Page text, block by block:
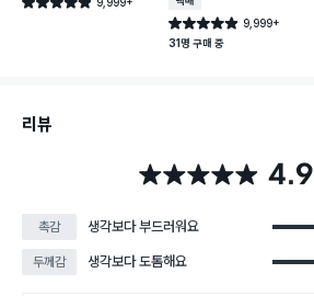
별점 4.9점 건 작성
별점 4.9점 9,999+
건 작성
31명 구매 중
리뷰
별점 4.9점 4.9
촉감 생각보다 부드러워요
두께감 생각보다 도톰해요